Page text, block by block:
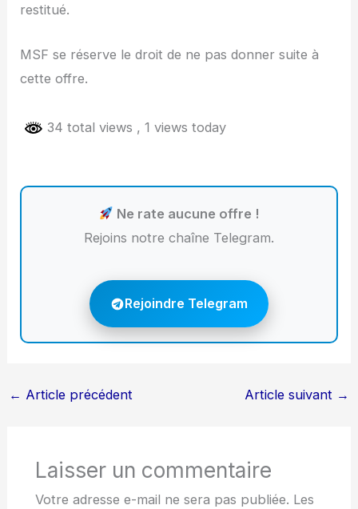
restitué.
MSF se réserve le droit de ne pas donner suite à
cette offre.
34 total views , 1 views today
Ne rate aucune offre !
Rejoins notre chaîne Telegram.
Rejoindre Telegram
← Article précédent Article suivant →
Laisser un commentaire
Votre adresse e-mail ne sera pas publiée. Les